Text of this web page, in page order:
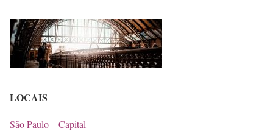
LOCAIS
São Paulo – Capital